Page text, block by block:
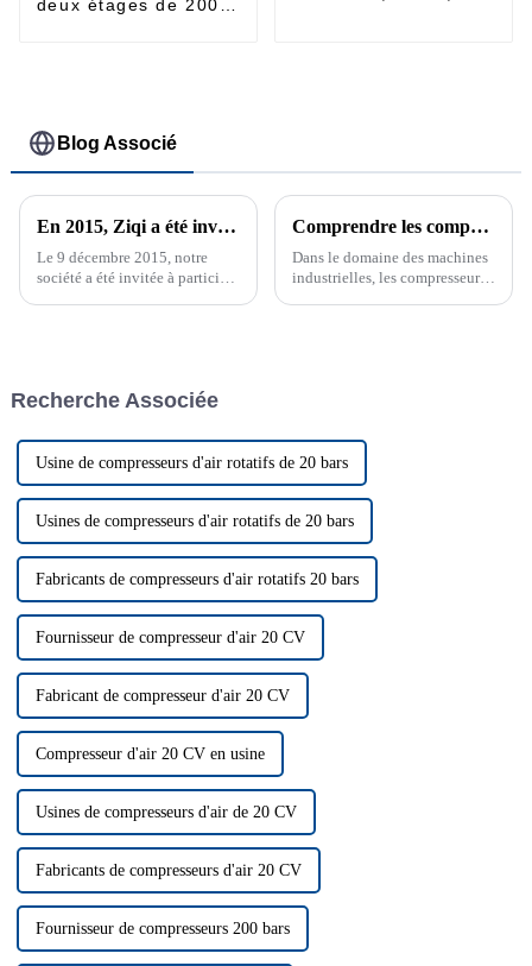
deux étages de 200 à
Blog Associé
En 2015, Ziqi a été invité à participer à la Pragati Maidan Global Industry Expo à New Delhi
Le 9 décembre 2015, notre
société a été invitée à participer
Comprendre les compresseurs à vis à injection d'huile : fonctionnalité et objectif
Dans le domaine des machines
industrielles, les compresseurs
Recherche Associée
Usine de compresseurs d'air rotatifs de 20 bars
Usines de compresseurs d'air rotatifs de 20 bars
Fabricants de compresseurs d'air rotatifs 20 bars
Fournisseur de compresseur d'air 20 CV
Fabricant de compresseur d'air 20 CV
Compresseur d'air 20 CV en usine
Usines de compresseurs d'air de 20 CV
Fabricants de compresseurs d'air 20 CV
Fournisseur de compresseurs 200 bars